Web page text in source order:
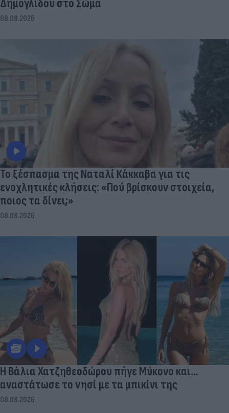
Δημογλίδου στο Σώμα
08.08.2026
Το ξέσπασμα της Ναταλί Κάκκαβα για τις
ενοχλητικές κλήσεις: «Πού βρίσκουν στοιχεία,
ποιος τα δίνει;»
08.08.2026
Η Βάλια Χατζηθεοδώρου πήγε Μύκονο και...
αναστάτωσε το νησί με τα μπικίνι της
08.08.2026